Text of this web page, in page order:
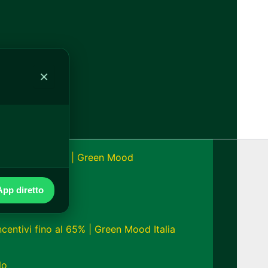
×
diretto
fino a 24h | Green Mood
fino al 65% | Green Mood Italia